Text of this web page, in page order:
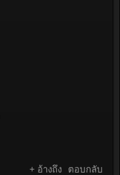
+ อ้างถึง ตอบกลับ